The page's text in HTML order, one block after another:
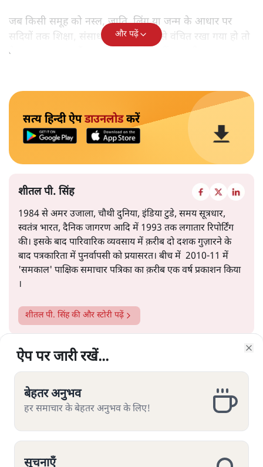
जब किसी समूह को नस्ल, जाति, लिंग या जन्म के आधार पर
सदियों तक शिक्षा, संसाधनों और सम्मान से वंचित रखा गया हो तो
केवल ‘सब बराबर हैं’ कह देने से स्थिति नहीं बदलती।
और पढ़ें
सत्य हिन्दी ऐपडाउनलोडकरें
शीतल पी. सिंह
1984 से अमर उजाला, चौथी दुनिया, इंडिया टुडे, समय सूत्रधार,
स्वतंत्र भारत, दैनिक जागरण आदि में 1993 तक लगातार रिपोर्टिंग
की। इसके बाद पारिवारिक व्यवसाय में क़रीब दो दशक गुज़ारने के
बाद पत्रकारिता में पुनर्वापसी को प्रयासरत। बीच में 2010-11 में
'समकाल' पाक्षिक समाचार पत्रिका का क़रीब एक वर्ष प्रकाशन किया
।
शीतल पी. सिंहकी और स्टोरी पढ़ें
यूजीसी के नये नियम पर विवाद क्यों?
कुछ ज़रूरी सवाल
ऐप पर जारी रखें...
बेहतर अनुभव
हर समाचार के बेहतर अनुभव के लिए!
सूचनाएँ
ऐप पर जारी रखें...
बेहतर अनुभव
हर समाचार के बेहतर अनुभव के लिए!
सूचनाएँ
ऐप पर जारी रखें...
बेहतर अनुभव
हर समाचार के बेहतर अनुभव के लिए!
सूचनाएँ
ऐप पर जारी रखें...
बेहतर अनुभव
हर समाचार के बेहतर अनुभव के लिए!
सूचनाएँ
ऐप पर जारी रखें...
बेहतर अनुभव
हर समाचार के बेहतर अनुभव के लिए!
सूचनाएँ
ऐप पर जारी रखें...
बेहतर अनुभव
हर समाचार के बेहतर अनुभव के लिए!
सूचनाएँ